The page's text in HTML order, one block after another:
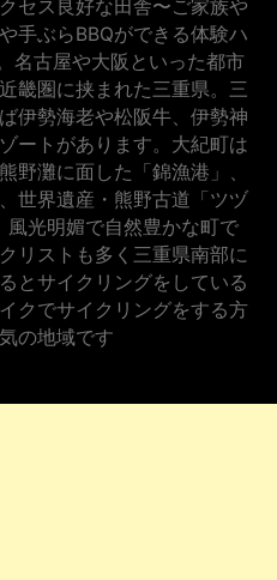
セス良好な田舎〜ご家族や
手ぶらBBQができる体験ハ
名古屋や大阪といった都市
畿圏に挟まれた三重県。三
伊勢海老や松阪牛、伊勢神
ートがあります。大紀町は
野灘に面した「錦漁港」、
世界遺産・熊野古道「ツヅ
風光明媚で自然豊かな町で
リストも多く三重県南部に
とサイクリングをしている
クでサイクリングをする方
の地域です